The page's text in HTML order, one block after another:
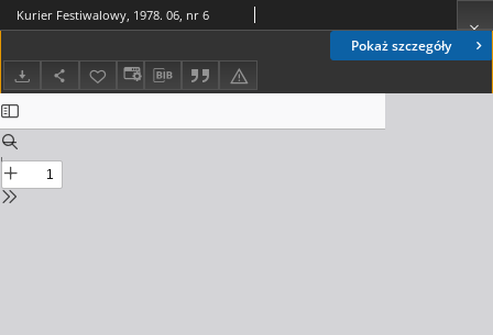
Pokaż szczegóły
Kurier Festiwalowy, 1978. 06, nr 6